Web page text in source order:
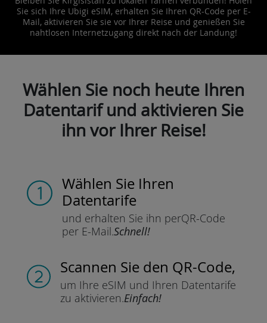
Sie sich Ihre Ubigi eSIM, erhalten Sie Ihren QR-Code per E-
Mail, aktivieren Sie sie vor Ihrer Reise und genießen Sie
nahtlosen Internetzugang direkt nach der Landung!
Wählen Sie noch heute Ihren
Datentarif und aktivieren Sie
ihn vor Ihrer Reise!
Wählen Sie Ihren
Datentarife
und erhalten Sie ihn perQR-Code
per E-Mail.Schnell!
Scannen Sie den QR-Code,
um Ihre eSIM und Ihren Datentarife
zu aktivieren.Einfach!